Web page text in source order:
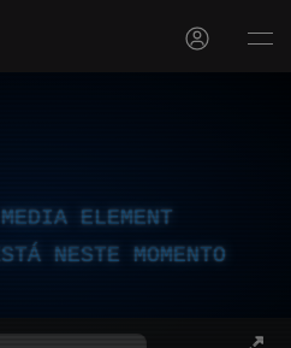
ELEMENT
NESTE MOMENTO